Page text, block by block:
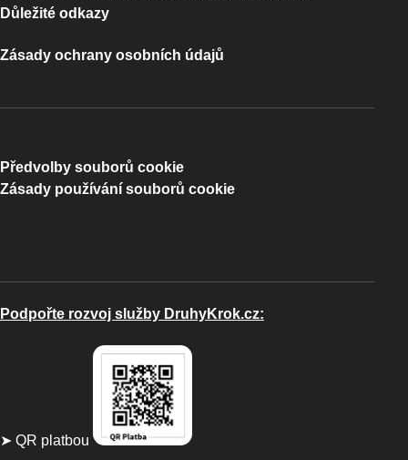
Důležité odkazy
Zásady ochrany osobních údajů
Předvolby souborů cookie
Zásady používání souborů cookie
Podpořte rozvoj služby DruhyKrok.cz:
➤ QR platbou